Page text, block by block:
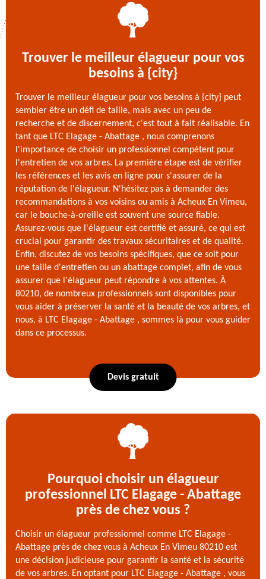
Trouver le meilleur élagueur pour vos
besoins à {city}
Trouver le meilleur élagueur pour vos besoins à {city} peut
sembler être un défi de taille, mais avec un peu de
recherche et de discernement, c'est tout à fait réalisable. En
tant que LTC Elagage - Abattage , nous comprenons
l'importance de choisir un professionnel compétent pour
l'entretien de vos arbres. La première étape est de vérifier
les références et les avis en ligne pour s'assurer de la
réputation de l'élagueur. N'hésitez pas à demander des
recommandations à vos voisins ou amis à Acheux En Vimeu,
car le bouche-à-oreille est souvent une source fiable.
Assurez-vous que l'élagueur est certifié et assuré, ce qui est
crucial pour garantir des travaux sécuritaires et de qualité.
Enfin, discutez de vos besoins spécifiques, que ce soit pour
une taille d'entretien ou un abattage complet, afin de vous
assurer que l'élagueur peut répondre à vos attentes. À
80210, de nombreux professionnels sont disponibles pour
vous aider à préserver la santé et la beauté de vos arbres, et
nous, à LTC Elagage - Abattage , sommes là pour vous guider
dans ce processus.
Devis gratuit
Pourquoi choisir un élagueur
professionnel LTC Elagage - Abattage
près de chez vous ?
Choisir un élagueur professionnel comme LTC Elagage -
Abattage près de chez vous à Acheux En Vimeu 80210 est
une décision judicieuse pour garantir la santé et la sécurité
de vos arbres. En optant pour LTC Elagage - Abattage , vous